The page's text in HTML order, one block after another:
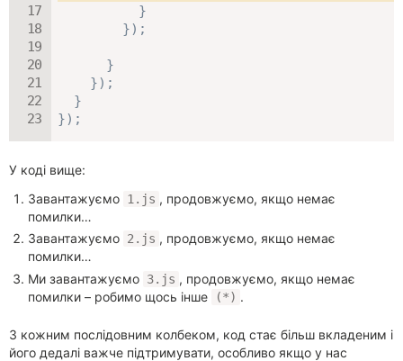
}
}) ;
}
}) ;
}
}) ;
У коді вище:
Завантажуємо 1.js , продовжуємо, якщо немає
помилки…
Завантажуємо 2.js , продовжуємо, якщо немає
помилки…
Ми завантажуємо 3.js , продовжуємо, якщо немає
помилки – робимо щось інше
(*) .
З кожним послідовним колбеком, код стає більш вкладеним і
його дедалі важче підтримувати, особливо якщо у нас